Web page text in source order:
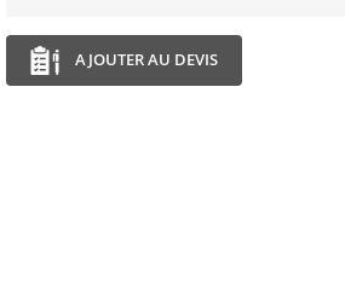
AJOUTER AU DEVIS